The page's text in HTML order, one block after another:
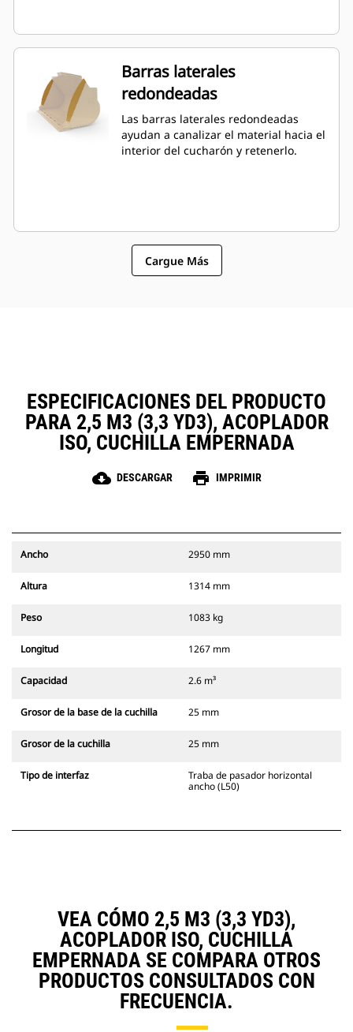
Barras laterales
redondeadas
Las barras laterales redondeadas
ayudan a canalizar el material hacia el
interior del cucharón y retenerlo.
Cargue Más
ESPECIFICACIONES DEL PRODUCTO
PARA 2,5 M3 (3,3 YD3), ACOPLADOR
ISO, CUCHILLA EMPERNADA
cloud_download DESCARGAR print IMPRIMIR
Ancho 2950 mm
Altura 1314 mm
Peso 1083 kg
Longitud 1267 mm
Capacidad 2.6 m³
Grosor de la base de la cuchilla 25 mm
Grosor de la cuchilla 25 mm
Tipo de interfaz
Traba de pasador horizontal
ancho (L50)
VEA CÓMO 2,5 M3 (3,3 YD3),
ACOPLADOR ISO, CUCHILLA
EMPERNADA SE COMPARA OTROS
PRODUCTOS CONSULTADOS CON
FRECUENCIA.